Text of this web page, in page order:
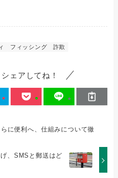
フィッシング 詐欺
ェアしてね！
に便利へ、仕組みについて徹
、SMSと郵送はど